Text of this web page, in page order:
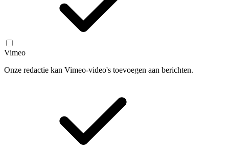
Vimeo
Onze redactie kan Vimeo-video's toevoegen aan berichten.